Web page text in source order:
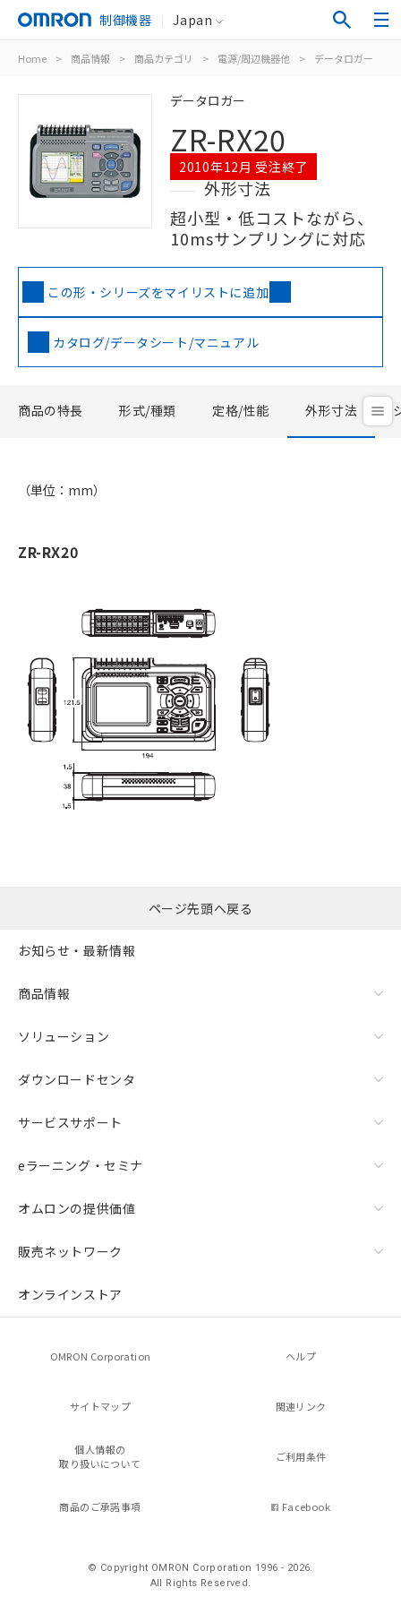
制御機器 Japan
Home > 商品情報 > 商品カテゴリ > 電源/周辺機器他 > データロガー
データロガー
ZR-RX20
2010年12月 受注終了
外形寸法
超小型・低コストながら、
10msサンプリングに対応
この形・シリーズをマイリストに追加
カタログ/データシート/マニュアル
商品の特長 形式/種類 定格/性能 外形寸法
（単位：mm）
ZR-RX20
ページ先頭へ戻る
お知らせ・最新情報
商品情報
ソリューション
ダウンロードセンタ
サービスサポート
eラーニング・セミナ
オムロンの提供価値
販売ネットワーク
オンラインストア
OMRON Corporation ヘルプ
サイトマップ 関連リンク
個人情報の
取り扱いについて
ご利用条件
商品のご承諾事項 Facebook
© Copyright OMRON Corporation 1996 - 2026.
All Rights Reserved.